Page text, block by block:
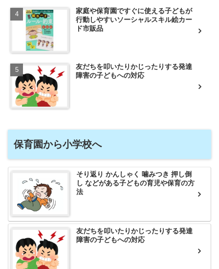
家庭や保育園ですぐに使える子どもが
行動しやすいソーシャルスキル絵カー
ド市販品
友だちを叩いたりかじったりする発達
障害の子どもへの対応
保育園から小学校へ
そり返り かんしゃく 噛みつき 押し倒
し などがある子どもの育児や保育の方
法
友だちを叩いたりかじったりする発達
障害の子どもへの対応